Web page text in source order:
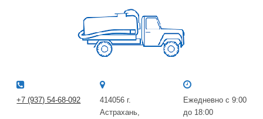
Ежедневно с 9:00
до 18:00
414056 г.
Астрахань,
+7 (937) 54-68-092